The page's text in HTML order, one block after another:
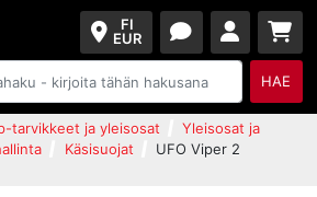
FI
EUR
HAE
tarvikkeet ja yleisosat
Yleisosat ja
Käsisuojat
UFO Viper 2